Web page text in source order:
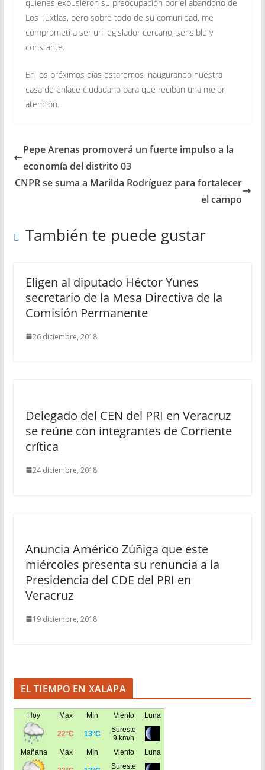
quienes expusieron su preocupación por el abandono de
Los Tuxtlas, pero sobre todo de su comunidad, me
comprometí a ser un legislador cercano, sensible y
constante.
En los próximos días estaremos inaugurando nuestra
casa de enlace ciudadano para que reciban una mejor
atención.
Pepe Arenas promoverá un fuerte impulso a la
economía del distrito 03
CNPR se suma a Marilda Rodríguez para fortalecer
el campo
También te puede gustar
Eligen al diputado Héctor Yunes
secretario de la Mesa Directiva de la
Comisión Permanente
26 diciembre, 2018
Delegado del CEN del PRI en Veracruz
se reúne con integrantes de Corriente
crítica
24 diciembre, 2018
Anuncia Américo Zúñiga que este
miércoles presenta su renuncia a la
Presidencia del CDE del PRI en
Veracruz
19 diciembre, 2018
EL TIEMPO EN XALAPA